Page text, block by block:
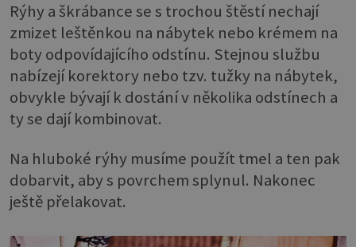
Rýhy a škrábance se s trochou štěstí nechají
zmizet leštěnkou na nábytek nebo krémem na
boty odpovídajícího odstínu. Stejnou službu
nabízejí korektory nebo tzv. tužky na nábytek,
obvykle bývají k dostání v několika odstínech a
ty se dají kombinovat.
Na hluboké rýhy musíme použít tmel a ten pak
dobarvit, aby s povrchem splynul. Nakonec
ještě přelakovat.